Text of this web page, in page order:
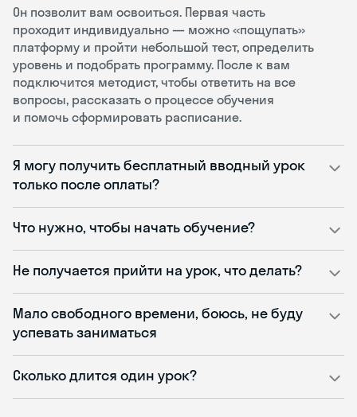
Он позволит вам освоиться. Первая часть
проходит индивидуально — можно «пощупать»
платформу и пройти небольшой тест, определить
уровень и подобрать программу. После к вам
подключится методист, чтобы ответить на все
вопросы, рассказать о процессе обучения
и помочь сформировать расписание.
Я могу получить бесплатный вводный урок
только после оплаты?
Что нужно, чтобы начать обучение?
Не получается прийти на урок, что делать?
Мало свободного времени, боюсь, не буду
успевать заниматься
Сколько длится один урок?